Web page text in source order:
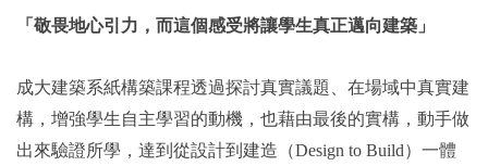
「敬畏地心引力，而這個感受將讓學生真正邁向建築」
成大建築系紙構築課程透過探討真實議題、在場域中真實建
構，增強學生自主學習的動機，也藉由最後的實構，動手做
出來驗證所學，達到從設計到建造（Design to Build）一體